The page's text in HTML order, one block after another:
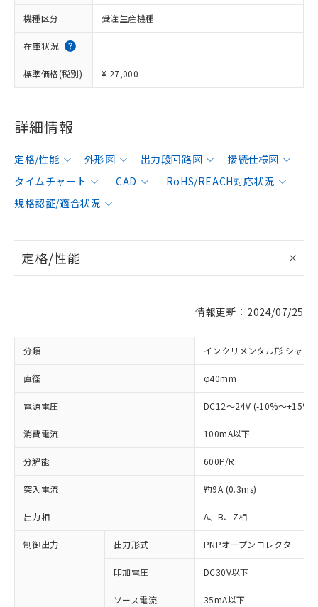
機種区分 受注生産機種
在庫状況
標準価格(税別) ¥ 27,000
詳細情報
定格/性能 外形図 出力段回路図
接続仕様図
タイムチャート
CAD
RoHS/REACH対応状況
規格認証/適合状況
定格/性能
情報更新：2024/07/25
分類 インクリメンタル形 シャフ
直径 φ40mm
電源電圧 DC12～24V (-10%～
消費電流 100mA以下
分解能 600P/R
突入電流 約9A (0.3ms)
出力相 A、B、Z相
制御出力 出力形式 PNPオープンコレクタ
印加電圧 DC30V以下
ソース電流 35mA以下